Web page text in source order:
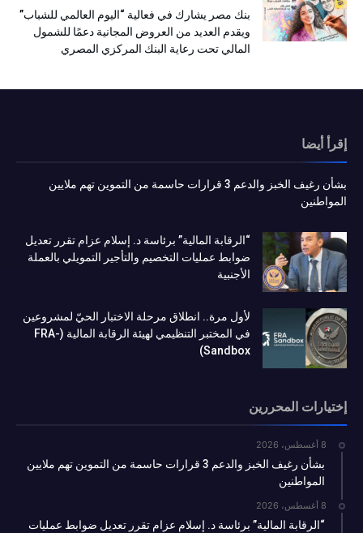
بنك مصر يشارك في فعالية “اليوم العالمي للشباب”
ويقدم العديد من العروض المجانية دعمًا للشمول
المالي تحت رعاية البنك المركزي المصري
إقرأ أيضا
بشأن رغيف الخبز والدعم 3 قرارات حاسمة من التموين تهم ملايين
المواطنين
“الرقابة المالية” برئاسة د. إسلام عزام تقرر تعديل
ضوابط عمليات التخصيم والتأجير التمويلي بالعملة
الأجنبية
لأول مرة.. انطلاق مرحلة الاختبار الحيّ لمشروعين
في المختبر التنظيمي لهيئة الرقابة المالية (FRA-
Sandbox)
إختيارات المحررين
8 أغسطس، 2026
بشأن رغيف الخبز والدعم 3 قرارات حاسمة من التموين تهم ملايين
المواطنين
8 أغسطس، 2026
“الرقابة المالية” برئاسة د. إسلام عزام تقرر تعديل ضوابط عمليات